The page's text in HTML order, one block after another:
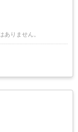
りません。